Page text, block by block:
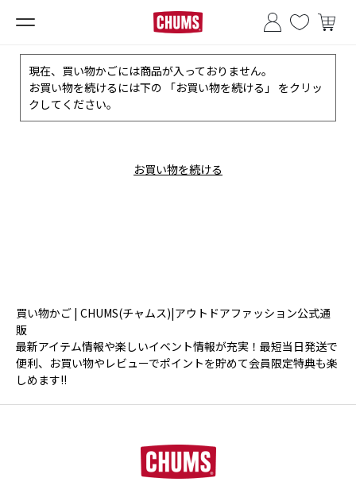
■夏季休業のお知らせ■
現在、買い物かごには商品が入っておりません。
お買い物を続けるには下の 「お買い物を続ける」 をクリッ
クしてください。
お買い物を続ける
買い物かご | CHUMS(チャムス)|アウトドアファッション公式通
販
最新アイテム情報や楽しいイベント情報が充実！最短当日発送で
便利、お買い物やレビューでポイントを貯めて会員限定特典も楽
しめます!!